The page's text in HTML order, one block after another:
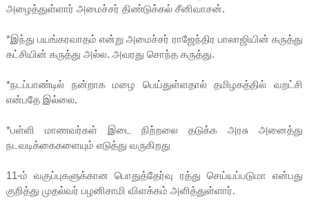
அழைத்துள்ளார் அமைச்சர் திண்டுக்கல் சீனிவாசன்.
*இந்து பயங்கரவாதம் என்று அமைச்சர் ராஜேந்திர பாலாஜியின் கருத்து
கட்சியின் கருத்து அல்ல. அவரது சொந்த கருத்து.
*நடப்பாண்டில் நன்றாக மழை பெய்துள்ளதால் தமிழகத்தில் வறட்சி
என்பதே இல்லை.
*பள்ளி மாணவர்கள் இடை நிற்றலை தடுக்க அரசு அனைத்து
நடவடிக்கைகளையும் எடுத்து வருகிறது
11-ம் வகுப்புகளுக்கான பொதுத்தேர்வு ரத்து செய்யப்படுமா என்பது
குறித்து முதல்வர் பழனிசாமி விளக்கம் அளித்துள்ளார்.